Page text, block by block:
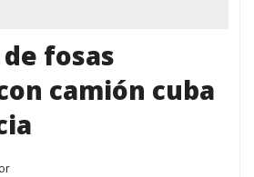
fosas
camión cuba